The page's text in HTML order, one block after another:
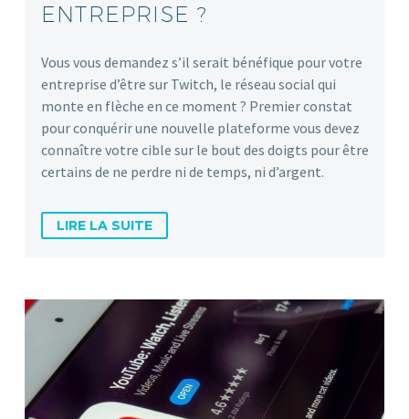
ENTREPRISE ?
Vous vous demandez s’il serait bénéfique pour votre
entreprise d’être sur Twitch, le réseau social qui
monte en flèche en ce moment ? Premier constat
pour conquérir une nouvelle plateforme vous devez
connaître votre cible sur le bout des doigts pour être
certains de ne perdre ni de temps, ni d’argent.
LIRE LA SUITE